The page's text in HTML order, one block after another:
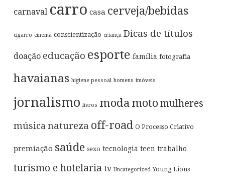
carnaval carro casa cerveja/bebidas
cigarro cinema conscientização criança Dicas de títulos
doação educação esporte família fotografia
havaianas higiene pessoal homens imóveis
jornalismo livros moda moto mulheres
música natureza off-road O Processo Criativo
premiação saúde sexo tecnologia teen trabalho
turismo e hotelaria tv Uncategorized Young Lions